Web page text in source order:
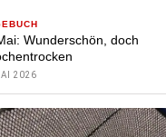
Wunderschön, doch
2026